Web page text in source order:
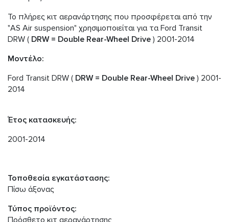
Το πλήρες κιτ αερανάρτησης που προσφέρεται από την
"AS Air suspension" χρησιμοποιείται για τα Ford Transit
DRW ( DRW = Double Rear-Wheel Drive ) 2001-2014
Μοντέλο:
Ford Transit DRW ( DRW = Double Rear-Wheel Drive ) 2001-
2014
Έτος κατασκευής:
2001-2014
Τοποθεσία εγκατάστασης:
Πίσω άξονας
Τύπος προϊόντος: